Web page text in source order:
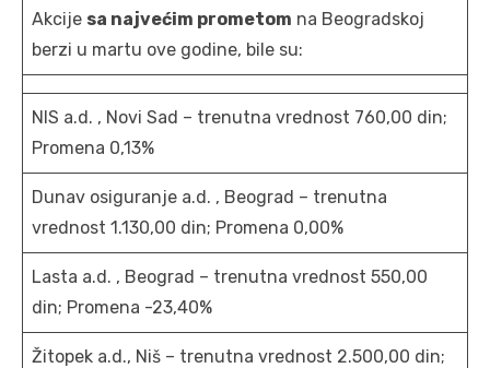
Akcije sa najvećim prometom na Beogradskoj
berzi u martu ove godine, bile su:
NIS a.d. , Novi Sad – trenutna vrednost 760,00 din;
Promena 0,13%
Dunav osiguranje a.d. , Beograd – trenutna
vrednost 1.130,00 din; Promena 0,00%
Lasta a.d. , Beograd – trenutna vrednost 550,00
din; Promena -23,40%
Žitopek a.d., Niš – trenutna vrednost 2.500,00 din;